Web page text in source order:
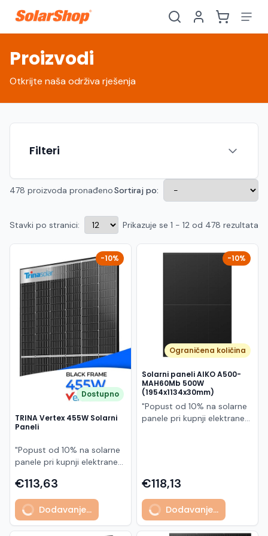
Hrvatski EN
Crnogorski
MK Македонски
Proizvodi
Otkrijte naša održiva rješenja
Filteri
478 proizvoda pronađenoSortiraj po:
Stavki po stranici: Prikazuje se 1 - 12 od 478 rezultata
-10%
Dostupno
TRINA Vertex 455W Solarni
Paneli
"Popust od 10% na solarne
panele pri kupnji elektrane
Model TSM-455NEG9R.28
predstavlja napredni
glass/glass N-type solarni
modul s visokom
učinkovitošću, dugim
€113,63
Dodavanje...
-10%
Ograničena količina
Solarni paneli AIKO A500-
MAH60Mb 500W
(1954x1134x30mm)
"Popust od 10% na solarne
panele pri kupnji elektrane
500 W iz Neostar 2S serije,
baziran na naprednoj N-
type ABC (All Back Contact)
tehnologiji. Ovaj panel je
namijenjen za moderne
€118,13
Dodavanje...